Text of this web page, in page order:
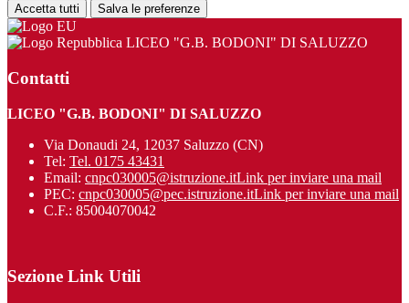
Accetta tutti Salva le preferenze
LICEO "G.B. BODONI" DI SALUZZO
Contatti
LICEO "G.B. BODONI" DI SALUZZO
Via Donaudi 24, 12037 Saluzzo (CN)
Tel: Tel. 0175 43431
Email: cnpc030005@istruzione.itLink per inviare una mail
PEC: cnpc030005@pec.istruzione.itLink per inviare una mail
C.F.: 85004070042
Sezione Link Utili